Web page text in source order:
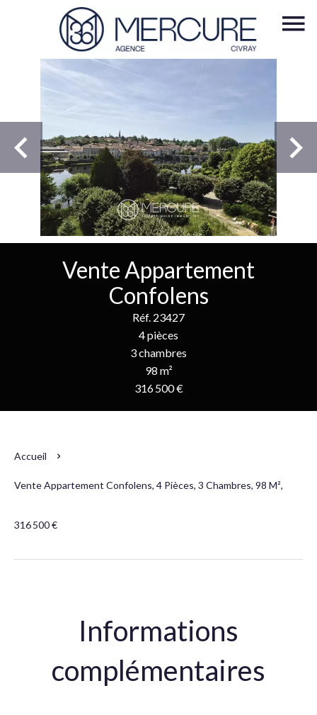
Vente Appartement
Confolens
Réf. 23427
4 pièces
3 chambres
98 m²
316 500 €
Accueil
Vente Appartement Confolens, 4 Pièces, 3 Chambres, 98 M²,
316 500 €
Informations
complémentaires